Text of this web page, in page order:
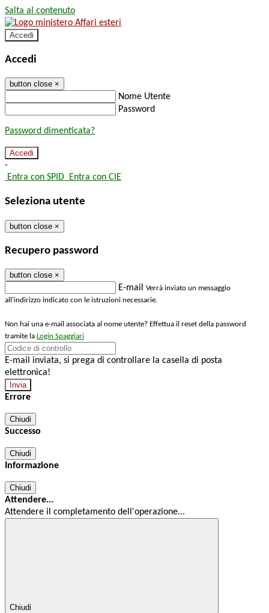
Salta al contenuto
Accedi
Accedi
button close ×
Nome Utente
Password
Password dimenticata?
-
Entra con SPID Entra con CIE
Seleziona utente
button close ×
Recupero password
button close ×
E-mail Verrà inviato un messaggio
all'indirizzo indicato con le istruzioni necessarie.
Non hai una e-mail associata al nome utente? Effettua il reset della password
tramite la Login Spaggiari
E-mail inviata, si prega di controllare la casella di posta
elettronica!
Errore
Chiudi
Successo
Chiudi
Informazione
Chiudi
Attendere...
Attendere il completamento dell'operazione...
Chiudi